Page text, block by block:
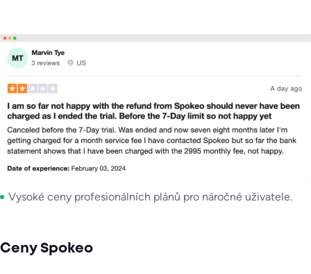
Vysoké ceny profesionálních plánů pro náročné uživatele.
Ceny Spokeo